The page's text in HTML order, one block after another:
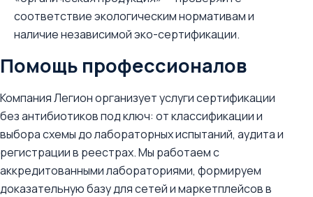
соответствие экологическим нормативам и
наличие независимой эко-сертификации.
Помощь профессионалов
Компания Легион организует услуги сертификации
без антибиотиков под ключ: от классификации и
выбора схемы до лабораторных испытаний, аудита и
регистрации в реестрах. Мы работаем с
аккредитованными лабораториями, формируем
доказательную базу для сетей и маркетплейсов в